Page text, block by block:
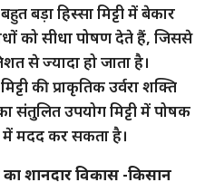
बड़ा हिस्सा मिट्टी में बेकार
को सीधा पोषण देते हैं, जिससे
से ज्यादा हो जाता है।
की प्राकृतिक उर्वरा शक्ति
संतुलित उपयोग मिट्टी में पोषक
मदद कर सकता है।
शानदार विकास -किसान